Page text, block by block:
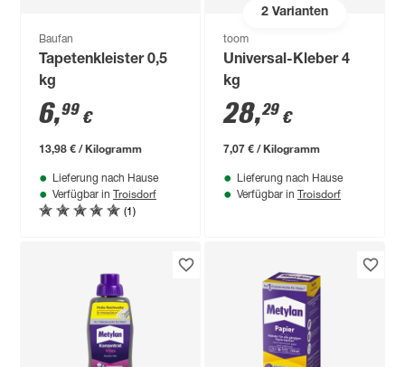
Baufan
Tapetenkleister 0,5
kg
6,99 €
13,98 € / Kilogramm
Lieferung nach Hause
Verfügbar in Troisdorf
(1)
2Varianten
toom
Universal-Kleber 4
kg
28,29 €
7,07 € / Kilogramm
Lieferung nach Hause
Verfügbar in Troisdorf